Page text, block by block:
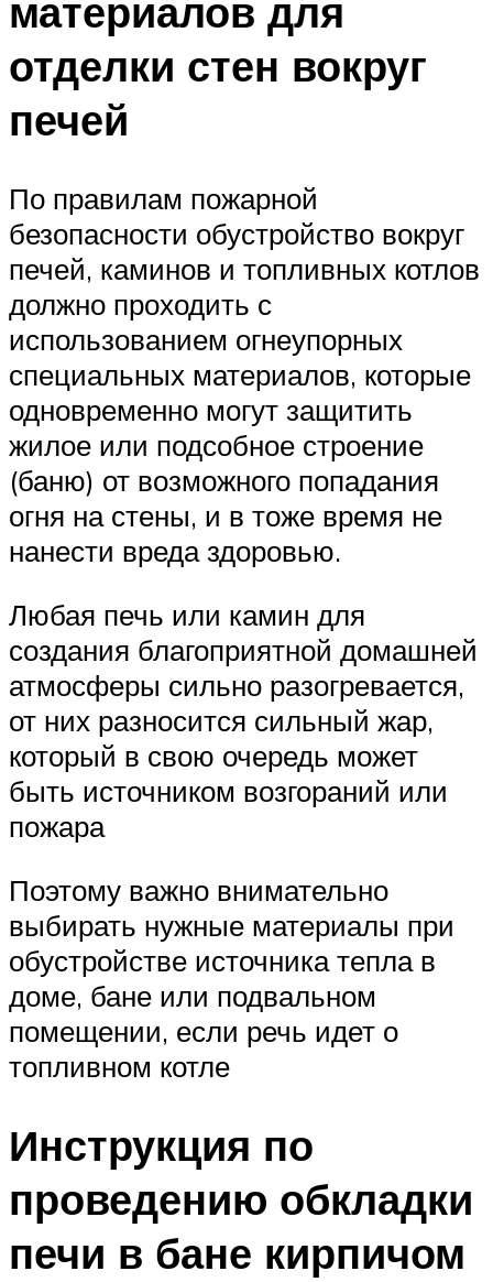
материалов для
отделки стен вокруг
печей
По правилам пожарной
безопасности обустройство вокруг
печей, каминов и топливных котлов
должно проходить с
использованием огнеупорных
специальных материалов, которые
одновременно могут защитить
жилое или подсобное строение
(баню) от возможного попадания
огня на стены, и в тоже время не
нанести вреда здоровью.
Любая печь или камин для
создания благоприятной домашней
атмосферы сильно разогревается,
от них разносится сильный жар,
который в свою очередь может
быть источником возгораний или
пожара
Поэтому важно внимательно
выбирать нужные материалы при
обустройстве источника тепла в
доме, бане или подвальном
помещении, если речь идет о
топливном котле
Инструкция по
проведению обкладки
печи в бане кирпичом